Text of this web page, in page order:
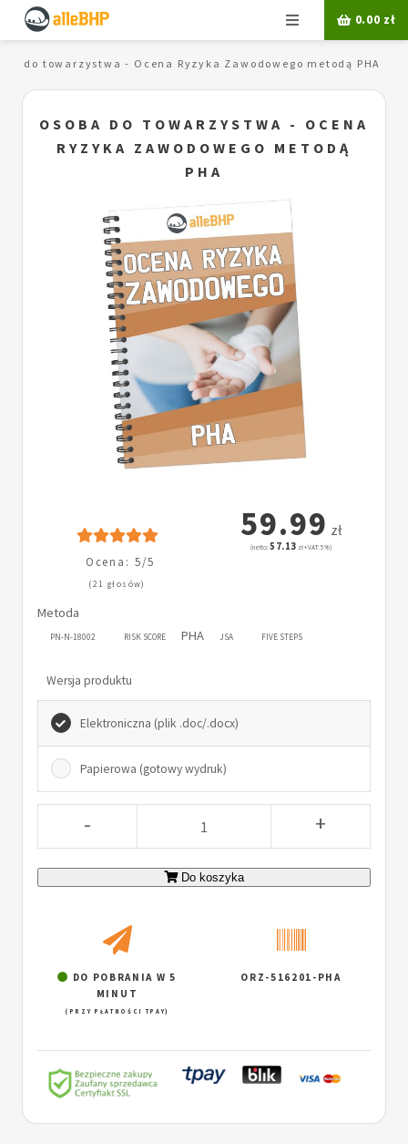
Menu 0.00 zł
do towarzystwa - Ocena Ryzyka Zawodowego metodą PHA
OSOBA DO TOWARZYSTWA - OCENA
RYZYKA ZAWODOWEGO METODĄ
PHA
Ocena: 5/5
(21 głosów)
59.99 zł
(netto:57.13 zł + VAT: 5%)
Metoda
PN-N-18002 RISK SCORE PHA JSA FIVE STEPS
Wersja produktu
Elektroniczna (plik .doc/.docx)
Papierowa (gotowy wydruk)
- +
Do koszyka
DO POBRANIA W 5
MINUT
(PRZY PŁATNOŚCI TPAY)
ORZ-516201-PHA